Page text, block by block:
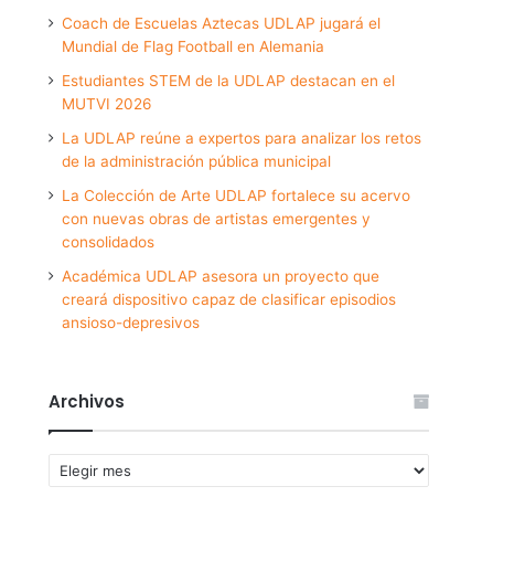
Coach de Escuelas Aztecas UDLAP jugará el
Mundial de Flag Football en Alemania
Estudiantes STEM de la UDLAP destacan en el
MUTVI 2026
La UDLAP reúne a expertos para analizar los retos
de la administración pública municipal
La Colección de Arte UDLAP fortalece su acervo
con nuevas obras de artistas emergentes y
consolidados
Académica UDLAP asesora un proyecto que
creará dispositivo capaz de clasificar episodios
ansioso-depresivos
Archivos
Archivos